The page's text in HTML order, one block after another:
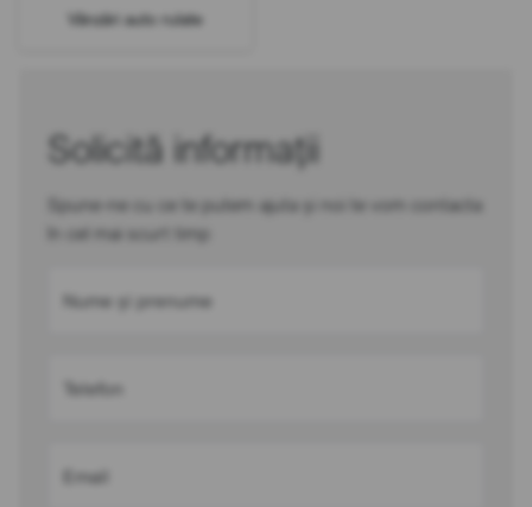
Vânzări auto rulate
Solicită informații
Spune-ne cu ce te putem ajuta și noi te vom contacta
în cel mai scurt timp
Nume și prenume
Telefon
Email